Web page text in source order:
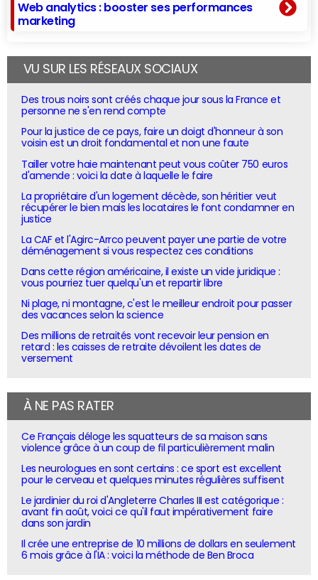
Web analytics : booster ses performances
marketing
VU SUR LES RÉSEAUX SOCIAUX
Des trous noirs sont créés chaque jour sous la France et
personne ne s'en rend compte
Pour la justice de ce pays, faire un doigt d'honneur à son
voisin est un droit fondamental et non une faute
Tailler votre haie maintenant peut vous coûter 750 euros
d'amende : voici la date à laquelle le faire
La propriétaire d'un logement décède, son héritier veut
récupérer le bien mais les locataires le font condamner en
justice
La CAF et l'Agirc-Arrco peuvent payer une partie de votre
déménagement si vous respectez ces conditions
Dans cette région américaine, il existe un vide juridique :
vous pourriez tuer quelqu'un et repartir libre
Ni plage, ni montagne, c'est le meilleur endroit pour passer
des vacances selon la science
Des millions de retraités vont recevoir leur pension en
retard : les caisses de retraite dévoilent les dates de
versement
À NE PAS RATER
Ce Français déloge les squatteurs de sa maison sans
violence grâce à un coup de fil particulièrement malin
Les neurologues en sont certains : ce sport est excellent
pour le cerveau et quelques minutes régulières suffisent
Le jardinier du roi d'Angleterre Charles III est catégorique :
avant fin août, voici ce qu'il faut impérativement faire
dans son jardin
Il crée une entreprise de 10 millions de dollars en seulement
6 mois grâce à l'IA : voici la méthode de Ben Broca